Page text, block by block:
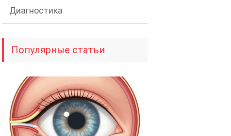
Диагностика
Популярные статьи